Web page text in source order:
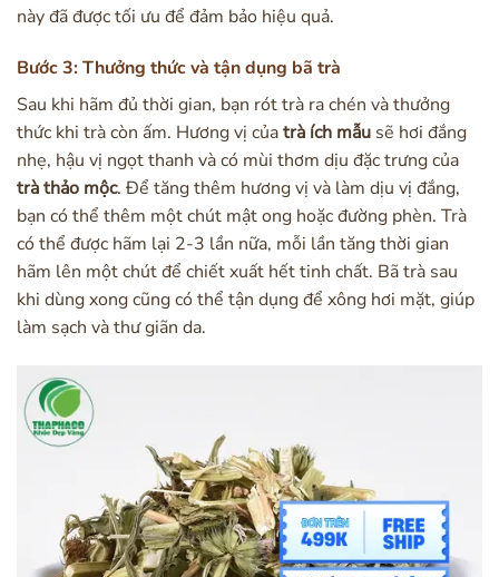
này đã được tối ưu để đảm bảo hiệu quả.
Bước 3: Thưởng thức và tận dụng bã trà
Sau khi hãm đủ thời gian, bạn rót trà ra chén và thưởng
thức khi trà còn ấm. Hương vị củatrà ích mẫu sẽ hơi đắng
nhẹ, hậu vị ngọt thanh và có mùi thơm dịu đặc trưng của
trà thảo mộc. Để tăng thêm hương vị và làm dịu vị đắng,
bạn có thể thêm một chút mật ong hoặc đường phèn. Trà
có thể được hãm lại 2-3 lần nữa, mỗi lần tăng thời gian
hãm lên một chút để chiết xuất hết tinh chất. Bã trà sau
khi dùng xong cũng có thể tận dụng để xông hơi mặt, giúp
làm sạch và thư giãn da.